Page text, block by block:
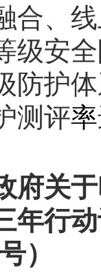
合、
级安
防护
测评率
府关
年行
）